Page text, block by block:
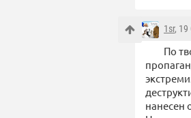
1sr, 19
По
нанесен